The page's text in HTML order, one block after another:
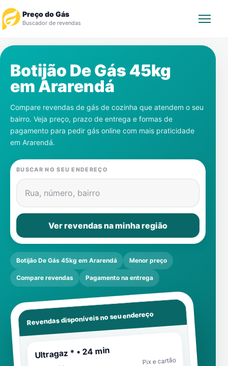
Preço do Gás
Buscador de revendas
Revendedor
Notícias
Cadastre-se
Gás
Contatos
Botijão De Gás 45kg
emArarendá
Compare revendas de gás de cozinha que atendem o seu
bairro. Veja preço, prazo de entrega e formas de
pagamento para pedir gás online com mais praticidade
em Ararendá.
BUSCAR NO SEU ENDEREÇO
Rua, número, bairro
Ver revendas na minha região
Botijão De Gás 45kg em Ararendá Menor preço
Compare revendas Pagamento na entrega
Revendas disponíveis no seu endereço
Ultragaz * • 24 min
Pix e cartão